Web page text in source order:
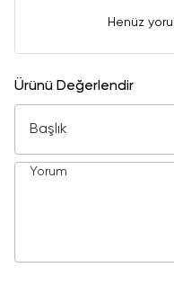
Henüz
Ürünü Değerlendir